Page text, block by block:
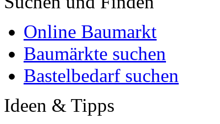
Online Baumarkt
Baumärkte suchen
Bastelbedarf suchen
Ideen & Tipps